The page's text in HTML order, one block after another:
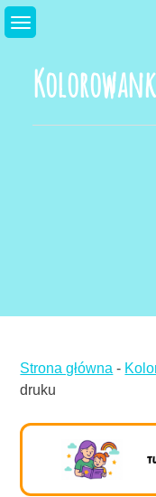
Skip
to
Strona główna -
druku